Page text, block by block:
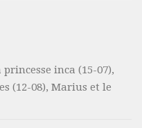
inca (15-07),
(12-08), Marius et le